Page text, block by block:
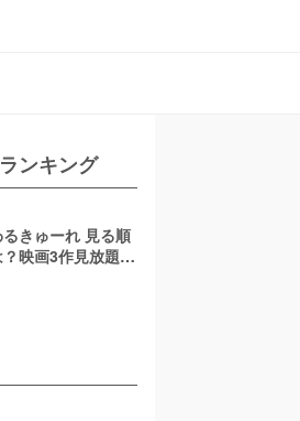
ンキング
きゅーれ 見る順
映画3作見放題は